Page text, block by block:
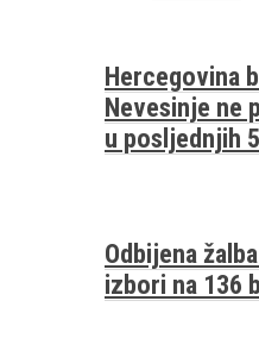
Hercegovina
Nevesinje ne
u posljednjih
Odbijena
izbori na 136